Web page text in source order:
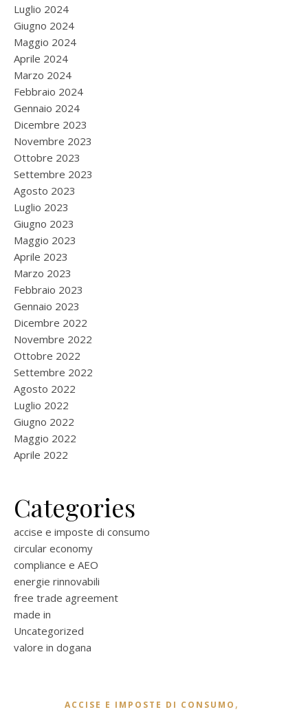
Luglio 2024
Giugno 2024
Maggio 2024
Aprile 2024
Marzo 2024
Febbraio 2024
Gennaio 2024
Dicembre 2023
Novembre 2023
Ottobre 2023
Settembre 2023
Agosto 2023
Luglio 2023
Giugno 2023
Maggio 2023
Aprile 2023
Marzo 2023
Febbraio 2023
Gennaio 2023
Dicembre 2022
Novembre 2022
Ottobre 2022
Settembre 2022
Agosto 2022
Luglio 2022
Giugno 2022
Maggio 2022
Aprile 2022
Categories
accise e imposte di consumo
circular economy
compliance e AEO
energie rinnovabili
free trade agreement
made in
Uncategorized
valore in dogana
ACCISE E IMPOSTE DI CONSUMO ,